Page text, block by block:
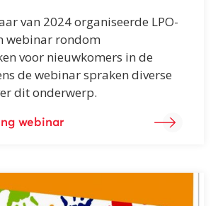
van 2024 organiseerde LPO-
webinar rondom
voor nieuwkomers in de
de webinar spraken diverse
dit onderwerp.
webinar